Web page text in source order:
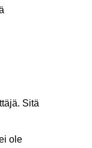
Sitä
ole